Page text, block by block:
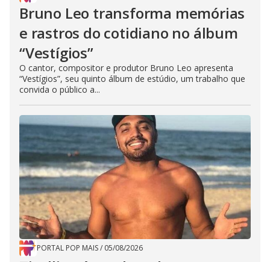
Bruno Leo transforma memórias
e rastros do cotidiano no álbum
“Vestígios”
O cantor, compositor e produtor Bruno Leo apresenta
“Vestígios”, seu quinto álbum de estúdio, um trabalho que
convida o público a...
PORTAL POP MAIS/ 05/08/2026